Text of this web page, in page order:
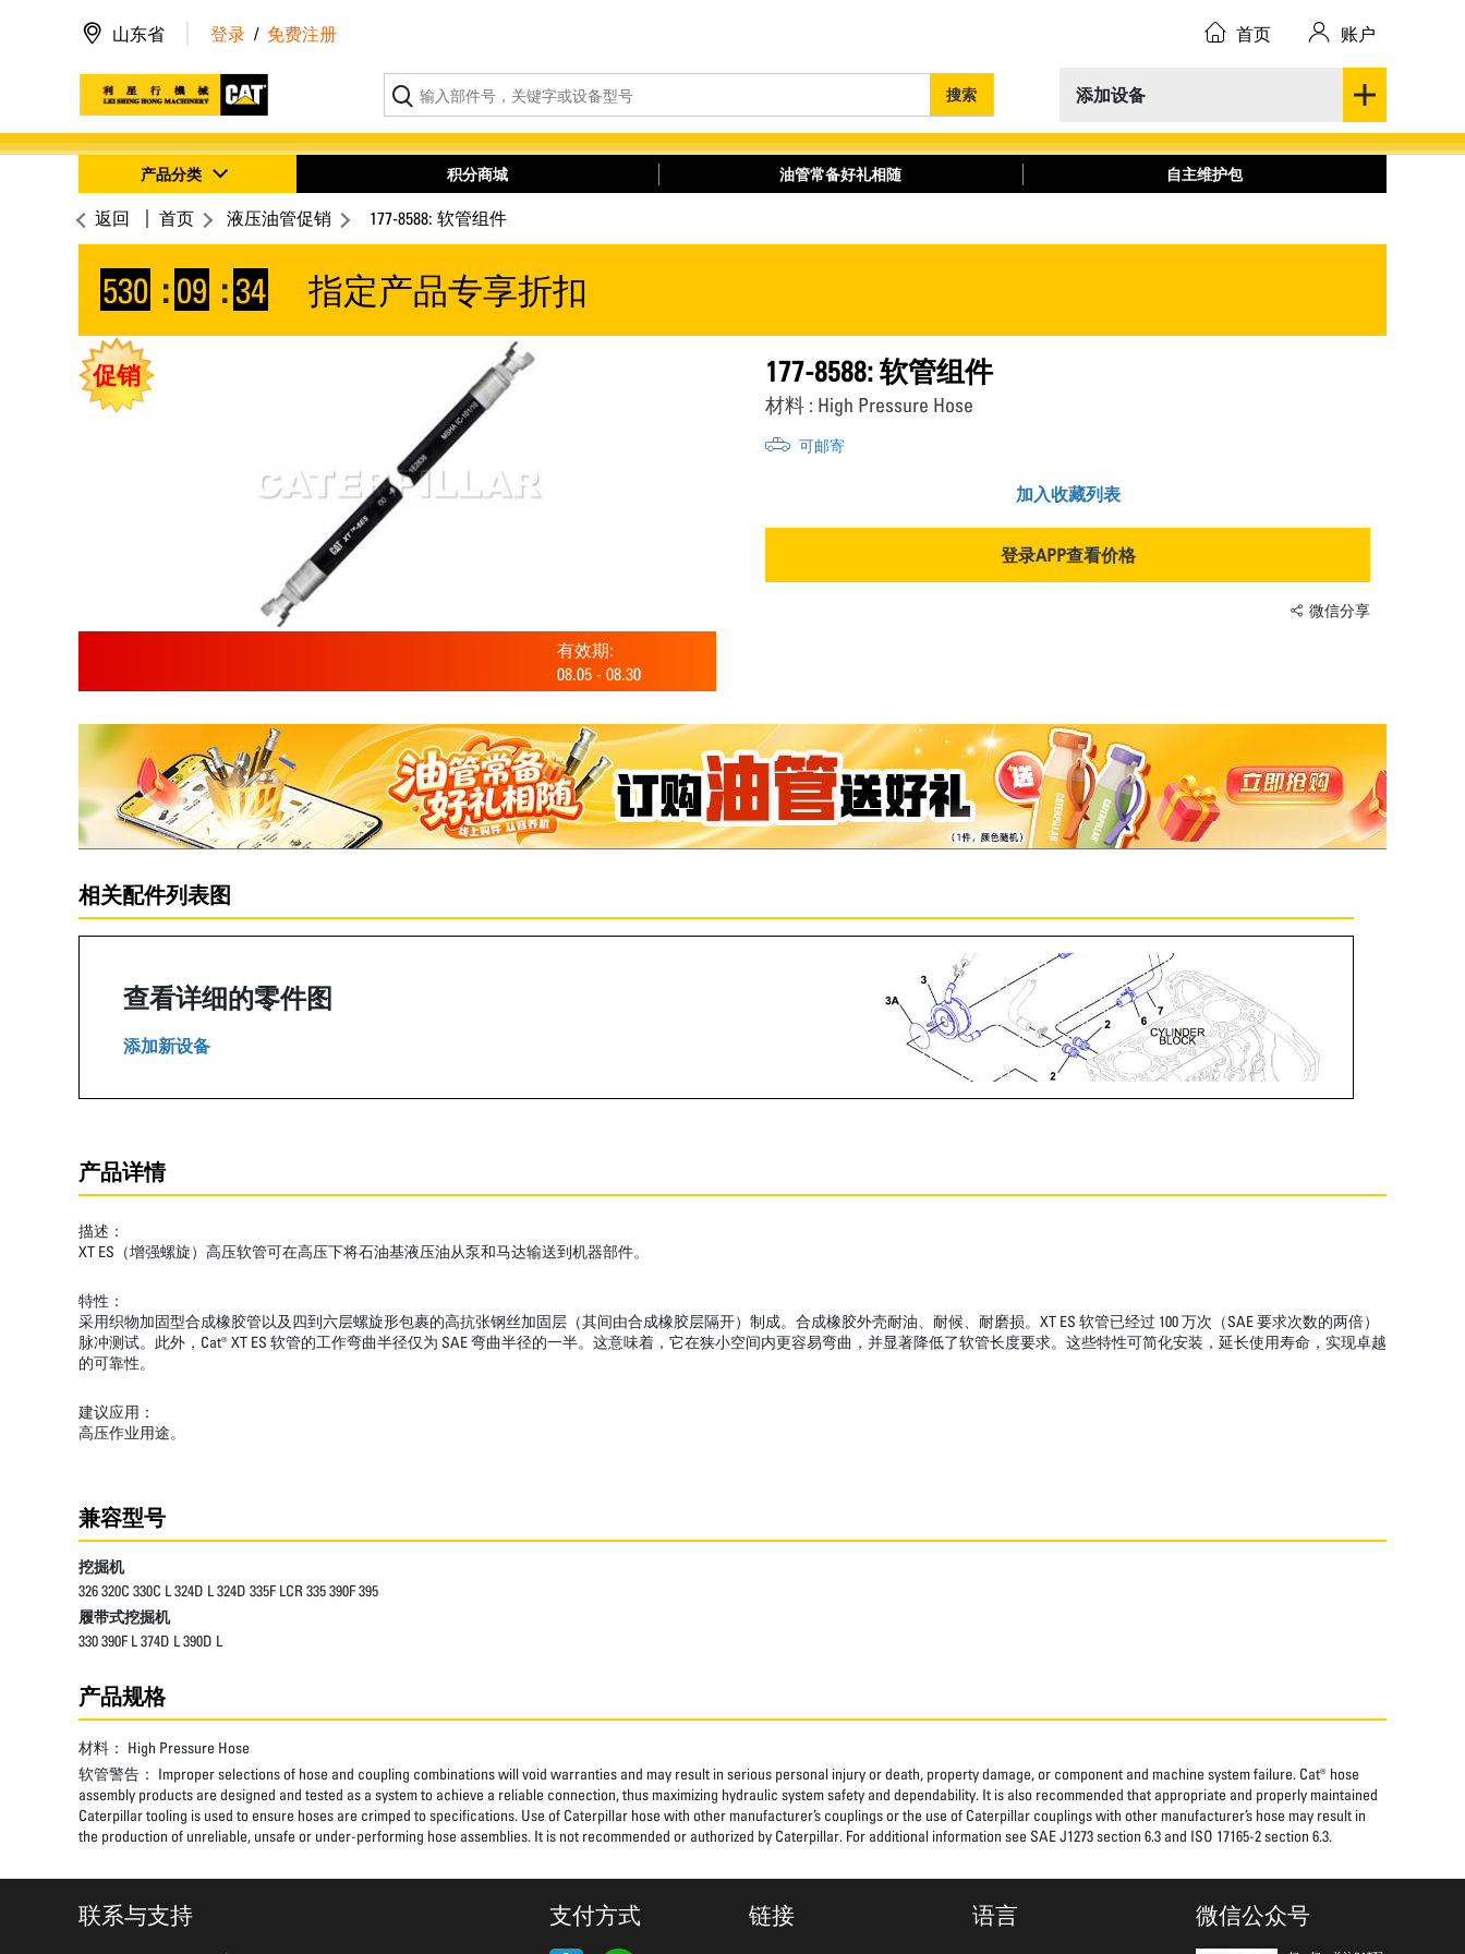
添加设备
搜索
山东省 登录 / 免费注册 首页 账户
产品分类 积分商城 油管常备好礼相随 自主维护包
返回 首页 液压油管促销 177-8588: 软管组件
530 : 09 :34 指定产品专享折扣
促销
有效期:
08.05 - 08.30
177-8588: 软管组件
材料 : High Pressure Hose
可邮寄
加入收藏列表
登录APP查看价格
微信分享
相关配件列表图
查看详细的零件图
添加新设备
产品详情
描述：
XT ES（增强螺旋）高压软管可在高压下将石油基液压油从泵和马达输送到机器部件。
特性：
采用织物加固型合成橡胶管以及四到六层螺旋形包裹的高抗张钢丝加固层（其间由合成橡胶层隔开）制成。合成橡胶外壳耐油、耐候、耐磨损。XT ES 软管已经过 100 万次（SAE 要求次数的两倍）
脉冲测试。此外，Cat® XT ES 软管的工作弯曲半径仅为 SAE 弯曲半径的一半。这意味着，它在狭小空间内更容易弯曲，并显著降低了软管长度要求。这些特性可简化安装，延长使用寿命，实现卓越
的可靠性。
建议应用：
高压作业用途。
兼容型号
挖掘机
326 320C 330C L 324D L 324D 335F LCR 335 390F 395
履带式挖掘机
330 390F L 374D L 390D L
产品规格
材料： High Pressure Hose
软管警告： Improper selections of hose and coupling combinations will void warranties and may result in serious personal injury or death, property damage, or component and machine system failure. Cat® hose
assembly products are designed and tested as a system to achieve a reliable connection, thus maximizing hydraulic system safety and dependability. It is also recommended that appropriate and properly maintained
Caterpillar tooling is used to ensure hoses are crimped to specifications. Use of Caterpillar hose with other manufacturer’s couplings or the use of Caterpillar couplings with other manufacturer’s hose may result in
the production of unreliable, unsafe or under-performing hose assemblies. It is not recommended or authorized by Caterpillar. For additional information see SAE J1273 section 6.3 and ISO 17165-2 section 6.3.
联系与支持 支付方式 链接 语言 微信公众号